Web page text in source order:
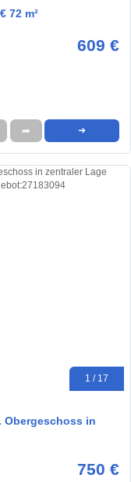
72 m²
609 €
➦ ➜
1 / 17
Obergeschoss in
750 €